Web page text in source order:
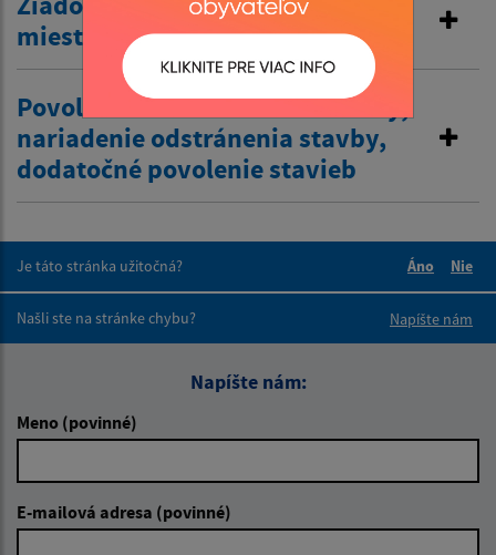
miestnej komunikácie
Povolenie na odstránenie stavby,
nariadenie odstránenia stavby,
dodatočné povolenie stavieb
Je táto stránka užitočná?
Áno
Nie
Našli ste na stránke chybu?
Napíšte nám
Napíšte nám:
Meno (povinné)
E-mailová adresa (povinné)